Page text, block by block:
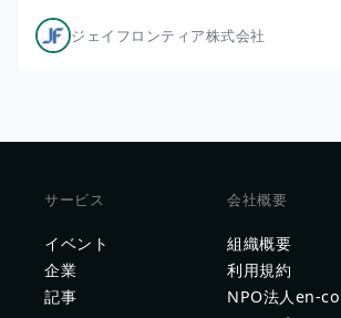
ジェイフロンティア株式会社
サービス
イベント
企業
記事
会社概要
組織概要
利用規約
NPO法人en-